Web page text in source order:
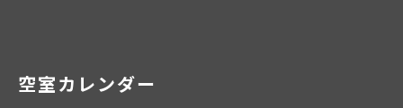
空室カレンダー